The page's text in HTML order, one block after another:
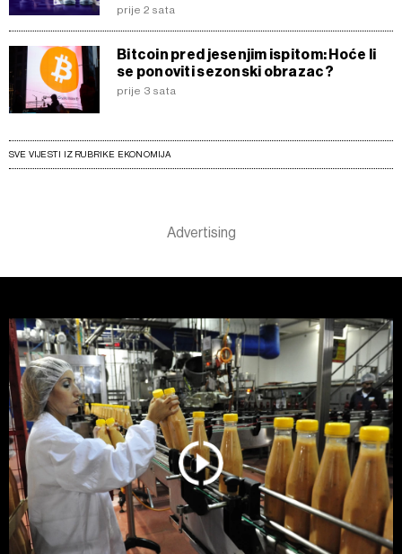
prije 2 sata
Bitcoin pred jesenjim ispitom: Hoće li
se ponoviti sezonski obrazac?
prije 3 sata
SVE VIJESTI IZ RUBRIKE EKONOMIJA